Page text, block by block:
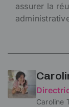
assurer la
Caroline